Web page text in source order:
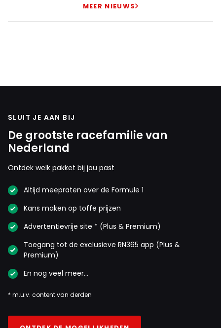
MEER NIEUWS
SLUIT JE AAN BIJ
De grootste racefamilie van
Nederland
Ontdek welk pakket bij jou past
Altijd meepraten over de Formule 1
Kans maken op toffe prijzen
Advertentievrije site * (Plus & Premium)
Toegang tot de exclusieve RN365 app (Plus &
Premium)
En nog veel meer…
* m.u.v. content van derden